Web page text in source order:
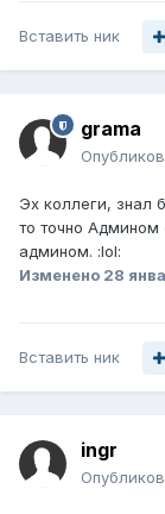
Вставить ник
grama
Эх коллеги, знал
то точно Админом
админом. :lol:
Изменено 28
Вставить ник
ingr